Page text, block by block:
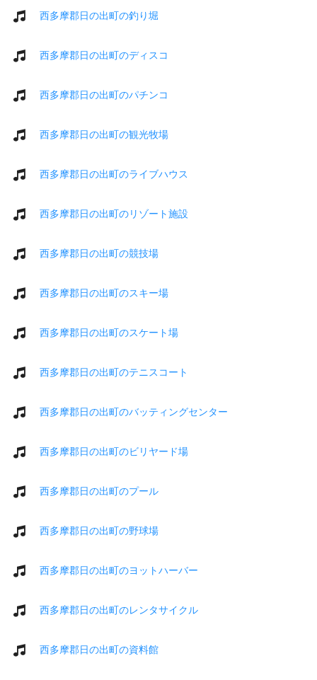
西多摩郡日の出町の釣り堀
西多摩郡日の出町のディスコ
西多摩郡日の出町のパチンコ
西多摩郡日の出町の観光牧場
西多摩郡日の出町のライブハウス
西多摩郡日の出町のリゾート施設
西多摩郡日の出町の競技場
西多摩郡日の出町のスキー場
西多摩郡日の出町のスケート場
西多摩郡日の出町のテニスコート
西多摩郡日の出町のバッティングセンター
西多摩郡日の出町のビリヤード場
西多摩郡日の出町のプール
西多摩郡日の出町の野球場
西多摩郡日の出町のヨットハーバー
西多摩郡日の出町のレンタサイクル
西多摩郡日の出町の資料館